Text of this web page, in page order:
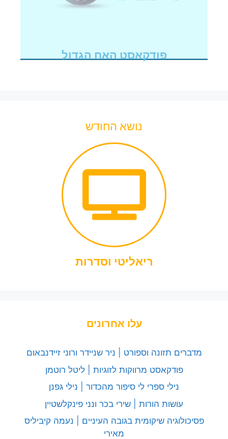
פודקאסט האח הגדול
נושא החודש
ריאליטי וסדרות
עלו אחרונים
מדברים תזונה וספורט | ניר שניידר ורוני זיידנבאום
פודקאסט מרווקות לזוגיות | ליטל רוטמן
נילי ספרי לי סיפור מהכדור | נילי גפנן
עושות הורות | שירי בכר ונני פינקלשטיין
פסיכולוגיה שיקומית בגובה העיניים | נעמה קיביליס
מאירי